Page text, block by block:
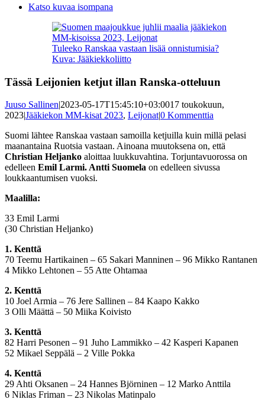
Katso kuvaa isompana
Tuleeko Ranskaa vastaan lisää onnistumisia?
Kuva: Jääkiekkoliitto
Tässä Leijonien ketjut illan Ranska-otteluun
Juuso Sallinen|2023-05-17T15:45:10+03:0017 toukokuun,
2023|Jääkiekon MM-kisat 2023, Leijonat|0 Kommenttia
Suomi lähtee Ranskaa vastaan samoilla ketjuilla kuin millä pelasi
maanantaina Ruotsia vastaan. Ainoana muutoksena on, että
Christian Heljanko aloittaa luukkuvahtina. Torjuntavuorossa on
edelleen Emil Larmi. Antti Suomela on edelleen sivussa
loukkaantumisen vuoksi.
Maalilla:
33 Emil Larmi
(30 Christian Heljanko)
1. Kenttä
70 Teemu Hartikainen – 65 Sakari Manninen – 96 Mikko Rantanen
4 Mikko Lehtonen – 55 Atte Ohtamaa
2. Kenttä
10 Joel Armia – 76 Jere Sallinen – 84 Kaapo Kakko
3 Olli Määttä – 50 Miika Koivisto
3. Kenttä
82 Harri Pesonen – 91 Juho Lammikko – 42 Kasperi Kapanen
52 Mikael Seppälä – 2 Ville Pokka
4. Kenttä
29 Ahti Oksanen – 24 Hannes Björninen – 12 Marko Anttila
6 Niklas Friman – 23 Nikolas Matinpalo